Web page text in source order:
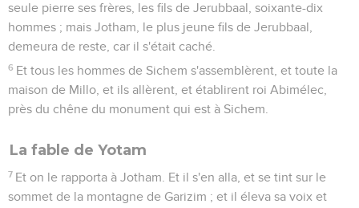
seule pierre ses frères, les fils de Jerubbaal, soixante-dix
hommes ; mais Jotham, le plus jeune fils de Jerubbaal,
demeura de reste, car il s'était caché.
6 Et tous les hommes de Sichem s'assemblèrent, et toute la
maison de Millo, et ils allèrent, et établirent roi Abimélec,
près du chêne du monument qui est à Sichem.
La fable de Yotam
7 Et on le rapporta à Jotham. Et il s'en alla, et se tint sur le
sommet de la montagne de Garizim ; et il éleva sa voix et